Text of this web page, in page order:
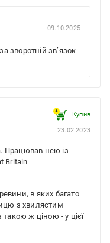
09.10.2025
зворотній зв’язок
Купив
23.02.2023
Працював нею із
Britain
в яких багато
з хвилястим
ж ціною - у цієї